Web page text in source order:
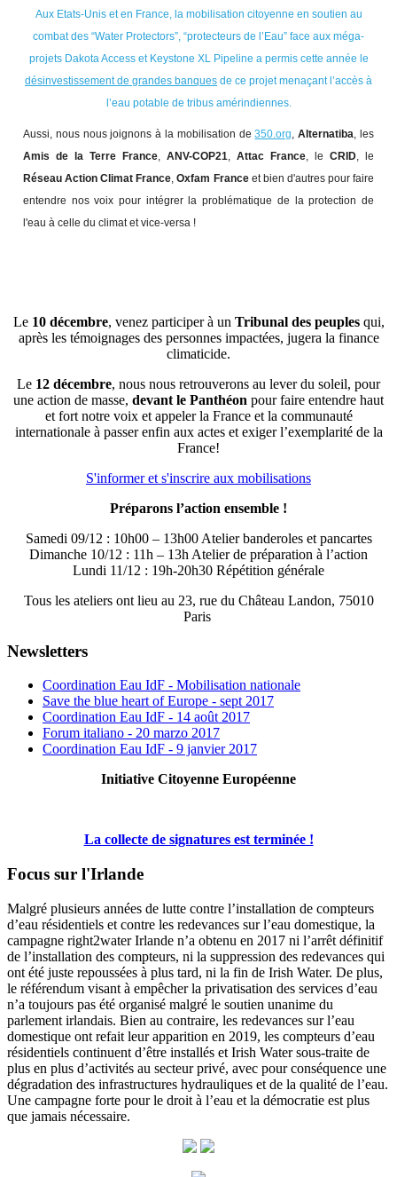
Aux Etats-Unis et en France, la mobilisation citoyenne en soutien au
combat des “Water Protectors”, “protecteurs de l’Eau” face aux méga-
projets Dakota Access et Keystone XL Pipeline a permis cette année le
désinvestissement de grandes banques de ce projet menaçant l’accès à
l’eau potable de tribus amérindiennes.
Aussi, nous nous joignons à la mobilisation de350.org,Alternatiba, les
Amis de la Terre France, ANV-COP21, Attac France, le CRID, le
Réseau Action Climat France,Oxfam Franceet bien d'autres pour faire
entendre nos voix pour intégrer la problématique de la protection de
l'eau à celle du climat et vice-versa !
Le 10 décembre, venez participer à un Tribunal des peuplesqui,
après les témoignages des personnes impactées, jugera la finance
climaticide.
Le 12 décembre, nous nous retrouverons au lever du soleil, pour
une action de masse, devant le Panthéon pour faire entendre haut
et fort notre voix et appeler la France et la communauté
internationale à passer enfin aux actes et exiger l’exemplarité de la
France!
S'informer et s'inscrire aux mobilisations
Préparons l’action ensemble !
Samedi 09/12 : 10h00 – 13h00 Atelier banderoles et pancartes
Dimanche 10/12 : 11h – 13h Atelier de préparation à l’action
Lundi 11/12 : 19h-20h30 Répétition générale
Tous les ateliers ont lieu au 23, rue du Château Landon, 75010
Paris
Newsletters
Coordination Eau IdF - Mobilisation nationale
Save the blue heart of Europe - sept 2017
Coordination Eau IdF - 14 août 2017
Forum italiano - 20 marzo 2017
Coordination Eau IdF - 9 janvier 2017
Initiative Citoyenne Européenne
La collecte de signatures est terminée !
Focus sur l'Irlande
Malgré plusieurs années de lutte contre l’installation de compteurs
d’eau résidentiels et contre les redevances sur l’eau domestique, la
campagne right2water Irlande n’a obtenu en 2017 ni l’arrêt définitif
de l’installation des compteurs, ni la suppression des redevances qui
ont été juste repoussées à plus tard, ni la fin de Irish Water. De plus,
le référendum visant à empêcher la privatisation des services d’eau
n’a toujours pas été organisé malgré le soutien unanime du
parlement irlandais. Bien au contraire, les redevances sur l’eau
domestique ont refait leur apparition en 2019, les compteurs d’eau
résidentiels continuent d’être installés et Irish Water sous-traite de
plus en plus d’activités au secteur privé, avec pour conséquence une
dégradation des infrastructures hydrauliques et de la qualité de l’eau.
Une campagne forte pour le droit à l’eau et la démocratie est plus
que jamais nécessaire.